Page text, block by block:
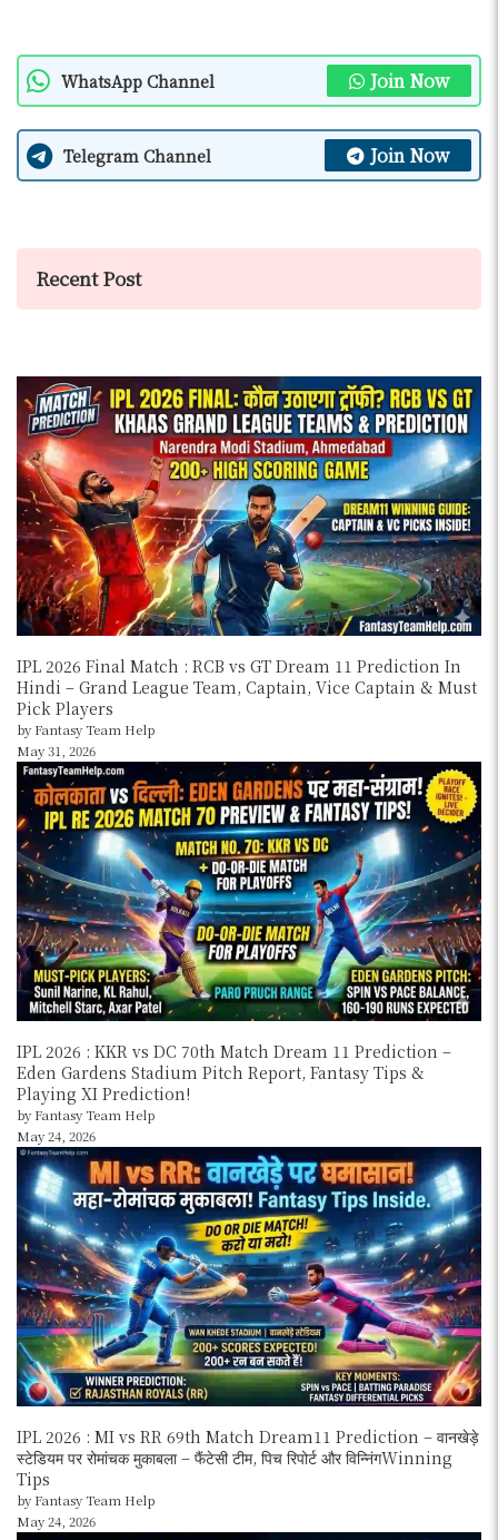
WhatsApp Channel Join Now
Telegram Channel Join Now
Recent Post
IPL 2026 Final Match : RCB vs GT Dream 11 Prediction In
Hindi – Grand League Team, Captain, Vice Captain & Must
Pick Players
by Fantasy Team Help
May 31, 2026
IPL 2026 : KKR vs DC 70th Match Dream 11 Prediction –
Eden Gardens Stadium Pitch Report, Fantasy Tips &
Playing XI Prediction!
by Fantasy Team Help
May 24, 2026
IPL 2026 : MI vs RR 69th Match Dream11 Prediction – वानखेड़े
स्टेडियम पर रोमांचक मुकाबला – फैंटेसी टीम, पिच रिपोर्ट और विन्निंगWinning
Tips
by Fantasy Team Help
May 24, 2026